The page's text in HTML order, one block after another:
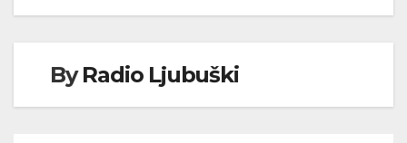
ByRadio Ljubuški